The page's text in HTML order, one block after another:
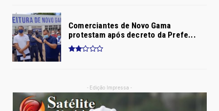
Comerciantes de Novo Gama
protestam após decreto da Prefe...
- Edição Impressa -